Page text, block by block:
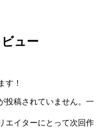
ュー
す！
投稿されていません。一
エイターにとって次回作